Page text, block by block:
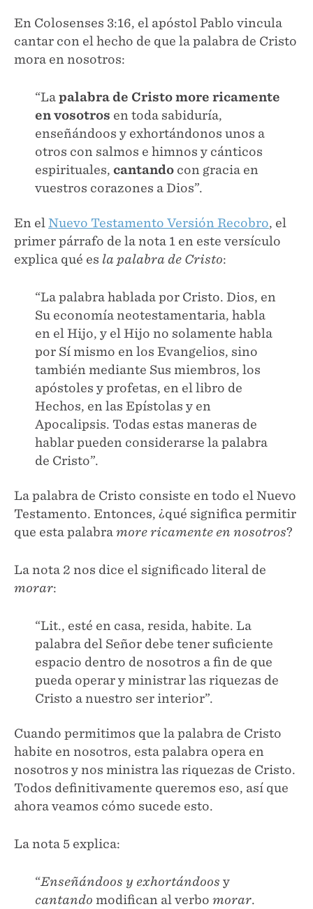
En Colosenses 3:16, el apóstol Pablo vincula
cantar con el hecho de que la palabra de Cristo
mora en nosotros:
“Lapalabra de Cristo more ricamente
en vosotros en toda sabiduría,
enseñándoos y exhortándonos unos a
otros con salmos e himnos y cánticos
espirituales, cantando con gracia en
vuestros corazones a Dios”.
En el Nuevo Testamento Versión Recobro, el
primer párrafo de la nota 1 en este versículo
explica qué es la palabra de Cristo:
“La palabra hablada por Cristo. Dios, en
Su economía neotestamentaria, habla
en el Hijo, y el Hijo no solamente habla
por Sí mismo en los Evangelios, sino
también mediante Sus miembros, los
apóstoles y profetas, en el libro de
Hechos, en las Epístolas y en
Apocalipsis. Todas estas maneras de
hablar pueden considerarse la palabra
de Cristo”.
La palabra de Cristo consiste en todo el Nuevo
Testamento. Entonces, ¿qué significa permitir
que esta palabramore ricamente en nosotros?
La nota 2 nos dice el significado literal de
morar:
“Lit., esté en casa, resida, habite. La
palabra del Señor debe tener suficiente
espacio dentro de nosotros a fin de que
pueda operar y ministrar las riquezas de
Cristo a nuestro ser interior”.
Cuando permitimos que la palabra de Cristo
habite en nosotros, esta palabra opera en
nosotros y nos ministra las riquezas de Cristo.
Todos definitivamente queremos eso, así que
ahora veamos cómo sucede esto.
La nota 5 explica:
“Enseñándoos y exhortándoos y
cantando modifican al verbo morar.